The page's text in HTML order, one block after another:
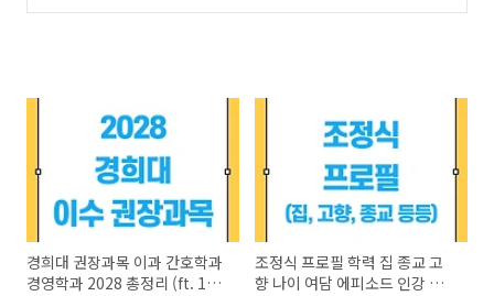
경희대 권장과목 이과 간호학과
경영학과 2028 총정리 (ft. 11
조정식 프로필 학력 집 종교 고
향 나이 여담 에피소드 인강 등